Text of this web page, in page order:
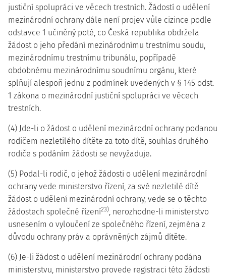
justiční spolupráci ve věcech trestních. Žádostí o udělení
mezinárodní ochrany dále není projev vůle cizince podle
odstavce 1 učiněný poté, co Česká republika obdržela
žádost o jeho předání mezinárodnímu trestnímu soudu,
mezinárodnímu trestnímu tribunálu, popřípadě
obdobnému mezinárodnímu soudnímu orgánu, které
splňují alespoň jednu z podmínek uvedených v § 145 odst.
1 zákona o mezinárodní justiční spolupráci ve věcech
trestních.
(4) Jde-li o žádost o udělení mezinárodní ochrany podanou
rodičem nezletilého dítěte za toto dítě, souhlas druhého
rodiče s podáním žádosti se nevyžaduje.
(5) Podal-li rodič, o jehož žádosti o udělení mezinárodní
ochrany vede ministerstvo řízení, za své nezletilé dítě
žádost o udělení mezinárodní ochrany, vede se o těchto
žádostech společné řízení23), nerozhodne-li ministerstvo
usnesením o vyloučení ze společného řízení, zejména z
důvodu ochrany práv a oprávněných zájmů dítěte.
(6) Je-li žádost o udělení mezinárodní ochrany podána
ministerstvu, ministerstvo provede registraci této žádosti